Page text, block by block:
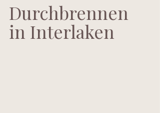
Durchbrennen
in Interlaken